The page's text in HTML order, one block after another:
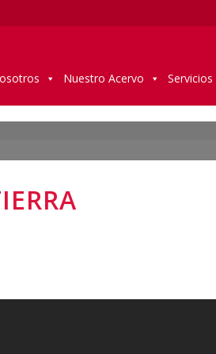
Nuestro Acervo Servicios